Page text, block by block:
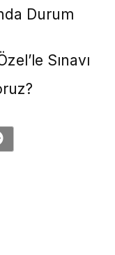
Durum
Sınavı